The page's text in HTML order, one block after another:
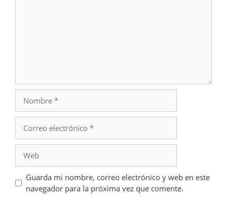
electrónico
Guarda mi nombre, correo electrónico y web en este
navegador para la próxima vez que comente.